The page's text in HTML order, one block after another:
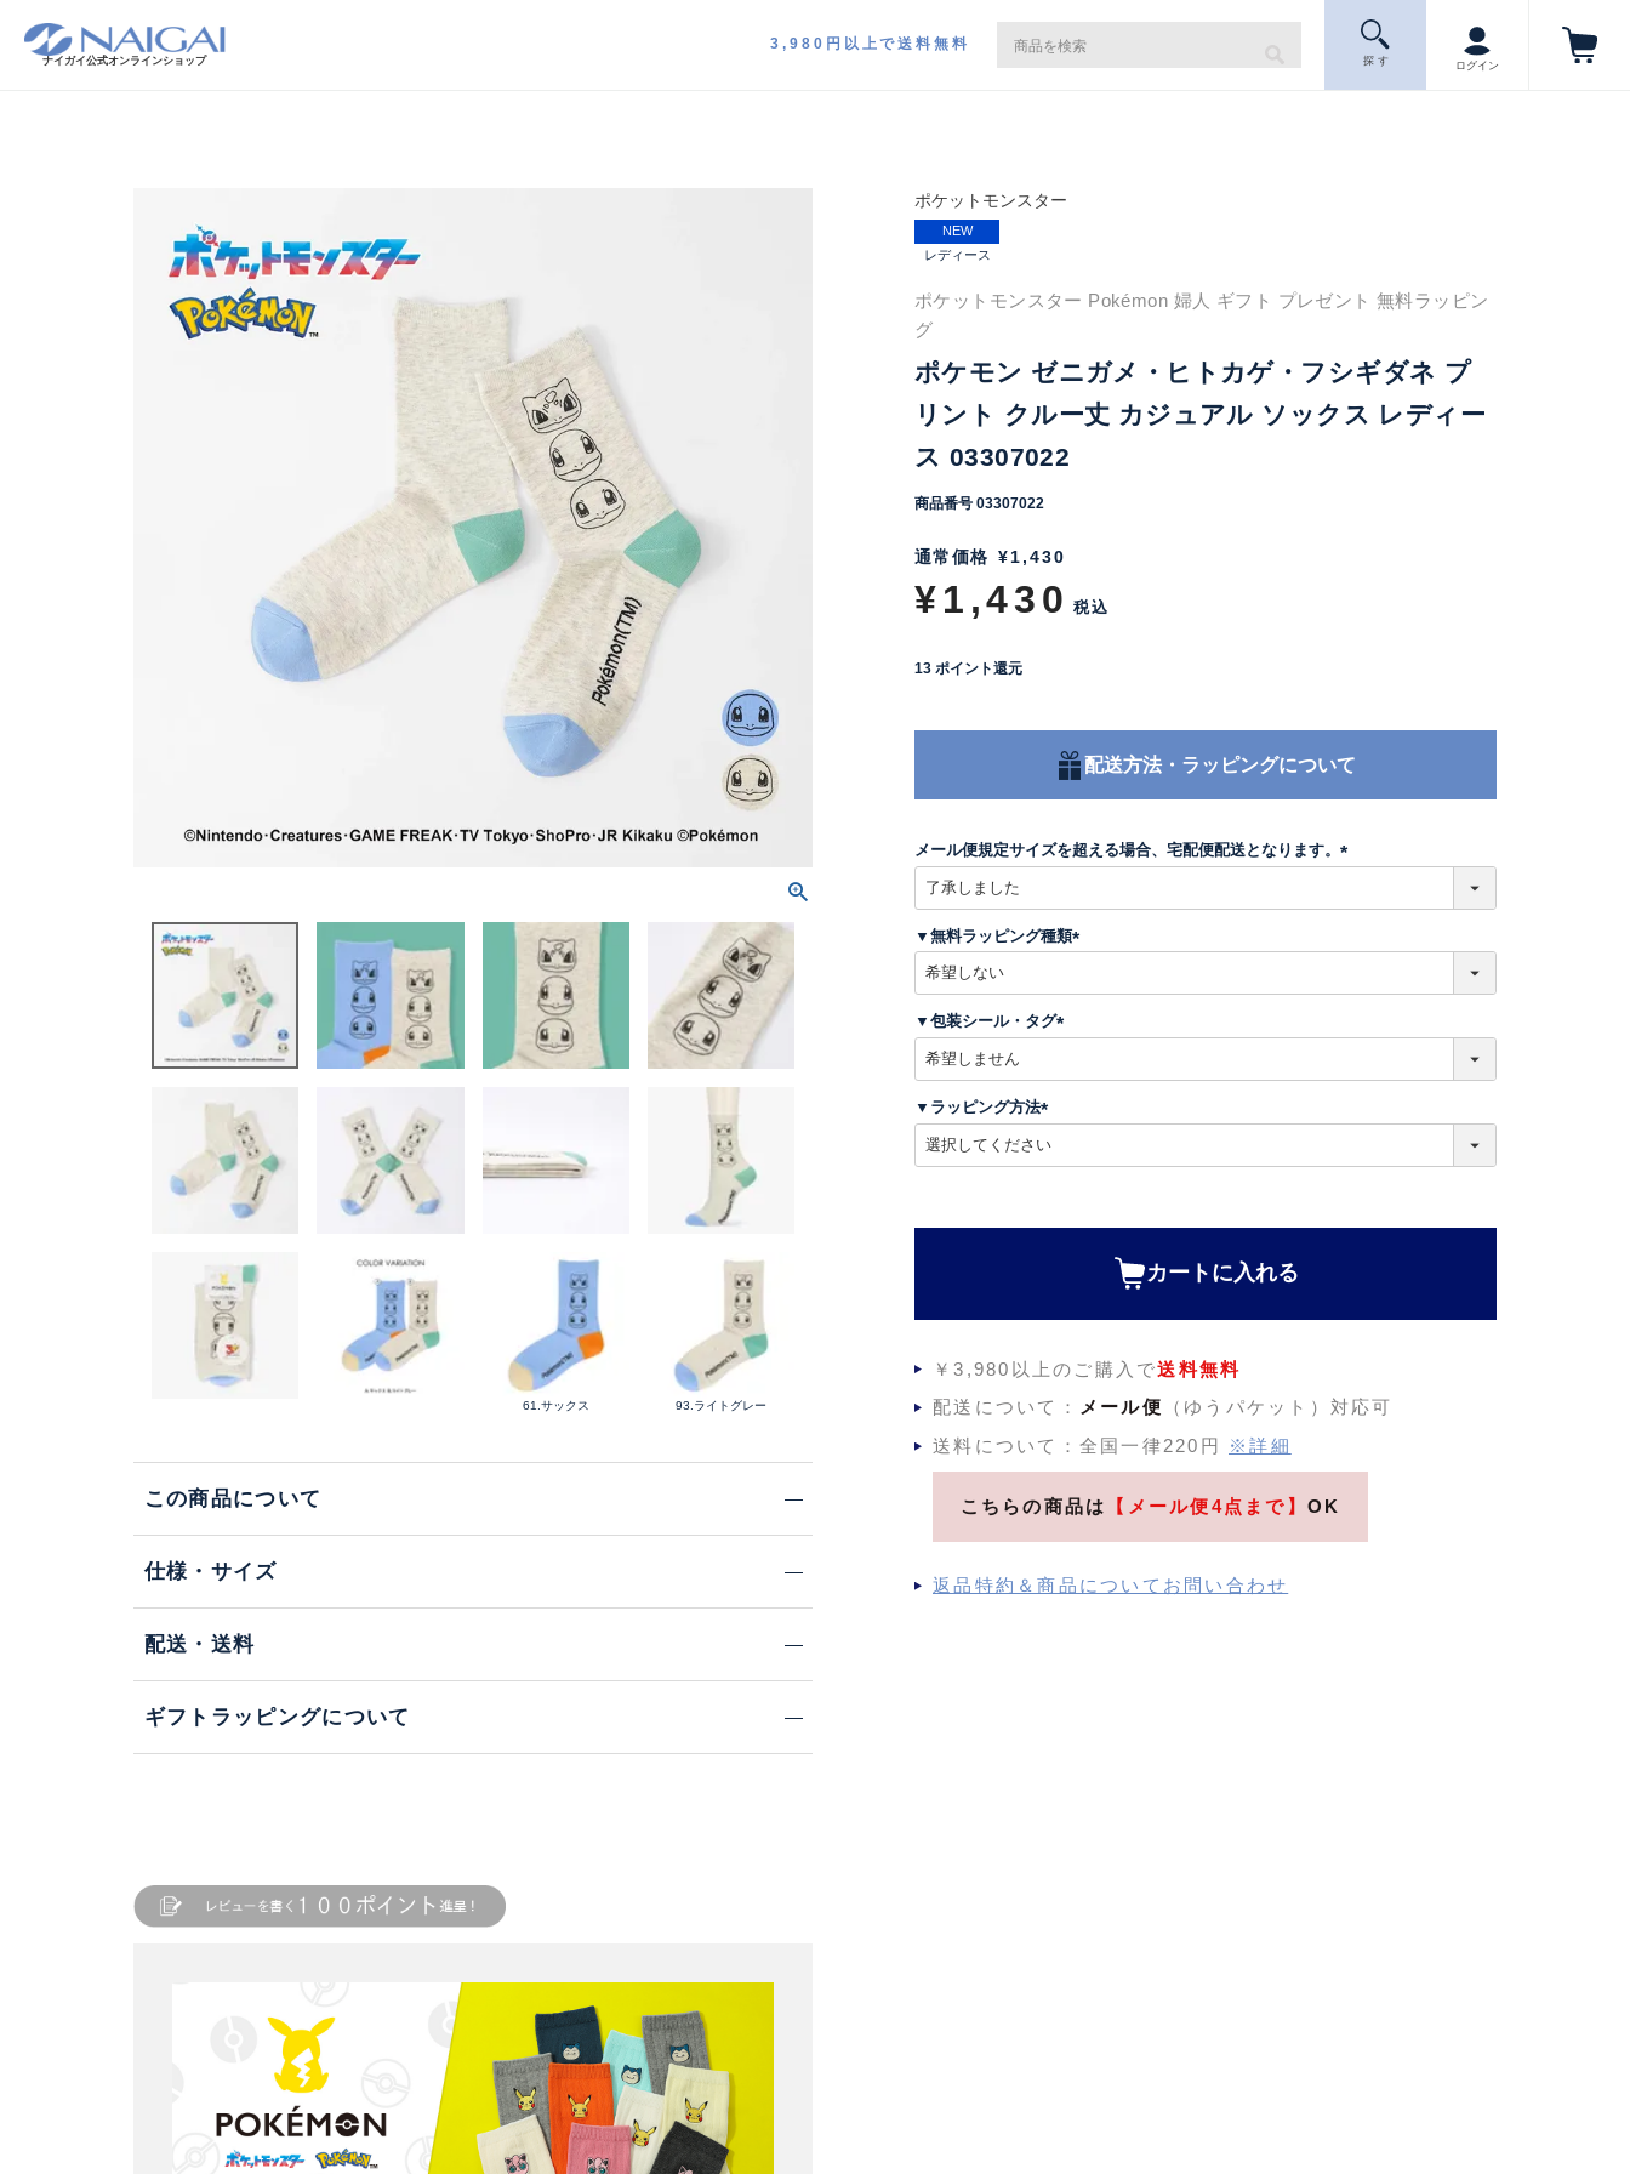
ナイガイ公式オンラインショップ
3,980円以上で送料無料
探 す ログイン
61.サックス 93.ライトグレー
この商品について
仕様・サイズ
配送・送料
ギフトラッピングについて
ポケットモンスター
NEW
レディース
ポケットモンスター Pokémon 婦人 ギフト プレゼント 無料ラッピン
グ
ポケモン ゼニガメ・ヒトカゲ・フシギダネ プ
リント クルー丈 カジュアル ソックス レディー
ス 03307022
商品番号 03307022
通常価格 ¥1,430
¥1,430 税込
13 ポイント還元
配送方法・ラッピングについて
メール便規定サイズを超える場合、宅配便配送となります。
)
▼無料ラッピング種類
)
▼包装シール・タグ
)
▼ラッピング方法
カートに入れる
￥3,980以上のご購入で送料無料
配送について：
メール便
（ゆうパケット）対応可
送料について：全国一律220円
※詳細
こちらの商品は 【メール便4点まで】 OK
返品特約＆商品についてお問い合わせ